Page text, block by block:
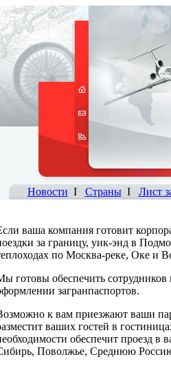
Новости I СтраныI Лист
ваша компания готовит
за границу, уик-энд в
по Москва-реке, Оке и
готовы обеспечить
загранпаспортов.
к вам приезжают ваши
ваших гостей в
обеспечит проезд в
Поволжье, Среднюю